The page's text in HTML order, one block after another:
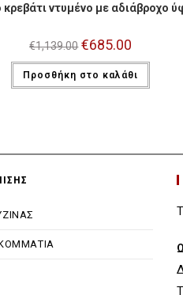
κρεβάτι ντυμένο με αδιάβροχο
€1,139.00 Original
price
was:
€1,139.00.
€685.00
τιμή
είναι:
€685.00.
Προσθήκη στο καλάθι